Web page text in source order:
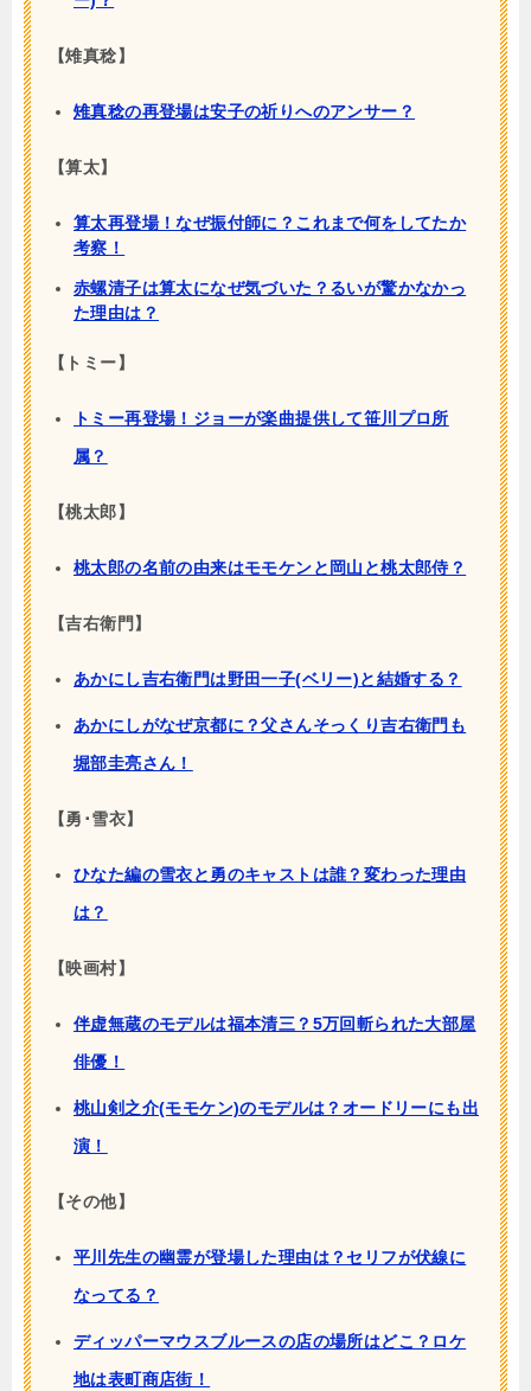
【雉真稔】
雉真稔の再登場は安子の祈りへのアンサー？
【算太】
算太再登場！なぜ振付師に？これまで何をしてたか
考察！
赤螺清子は算太になぜ気づいた？るいが驚かなかっ
た理由は？
【トミー】
トミー再登場！ジョーが楽曲提供して笹川プロ所
属？
【桃太郎】
桃太郎の名前の由来はモモケンと岡山と桃太郎侍？
【吉右衛門】
あかにし吉右衛門は野田一子(ベリー)と結婚する？
あかにしがなぜ京都に？父さんそっくり吉右衛門も
堀部圭亮さん！
【勇･雪衣】
ひなた編の雪衣と勇のキャストは誰？変わった理由
は？
【映画村】
伴虚無蔵のモデルは福本清三？5万回斬られた大部屋
俳優！
桃山剣之介(モモケン)のモデルは？オードリーにも出
演！
【その他】
平川先生の幽霊が登場した理由は？セリフが伏線に
なってる？
ディッパーマウスブルースの店の場所はどこ？ロケ
地は表町商店街！